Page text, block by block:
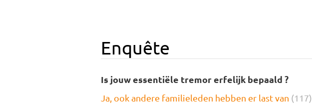
Enquête
Is jouw essentiële tremor erfelijk bepaald ?
Ja, ook andere familieleden hebben er last van (117)